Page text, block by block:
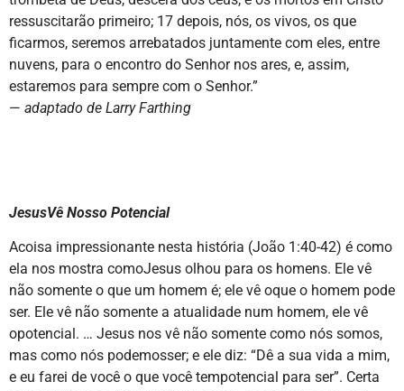
ressuscitarão primeiro; 17 depois, nós, os vivos, os que
ficarmos, seremos arrebatados juntamente com eles, entre
nuvens, para o encontro do Senhor nos ares, e, assim,
estaremos para sempre com o Senhor.”
— adaptado de Larry Farthing
JesusVê Nosso Potencial
Acoisa impressionante nesta história (João 1:40-42) é como
ela nos mostra comoJesus olhou para os homens. Ele vê
não somente o que um homem é; ele vê oque o homem pode
ser. Ele vê não somente a atualidade num homem, ele vê
opotencial. … Jesus nos vê não somente como nós somos,
mas como nós podemosser; e ele diz: “Dê a sua vida a mim,
e eu farei de você o que você tempotencial para ser”. Certa